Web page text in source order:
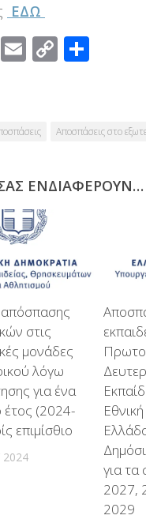
ΕΔΩ
X Email
Copy
Αποσπάσεις στο
ΕΝΔΙΑΦΈΡΟΥΝ…
στις
μονάδες
λόγω
για ένα
έτος (2024-
επιμίσθιο
για τα
2027,
2029